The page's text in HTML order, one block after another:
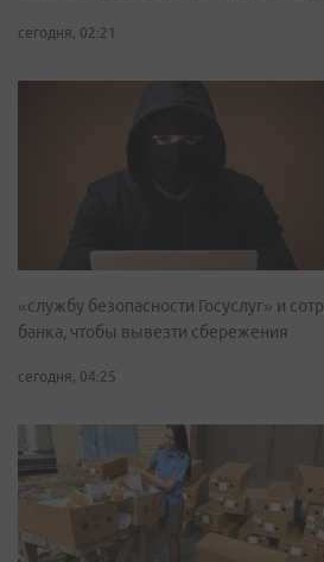
сегодня, 02:21
«службу безопасности Госуслуг» и
банка, чтобы вывезти сбережения
сегодня, 04:25